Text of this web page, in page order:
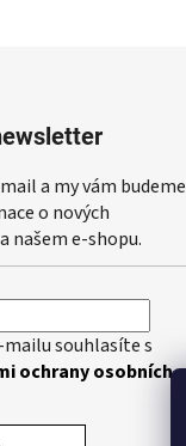
a my vám budeme
o nových
našem e-shopu.
souhlasíte s
ochrany osobních